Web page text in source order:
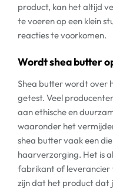
product, kan het altijd
te voeren op een klein
reacties te voorkomen.
Wordt shea butter
Shea butter wordt over
getest. Veel
aan ethische en
waaronder het
shea butter vaak een
haarverzorging. Het is
fabrikant of leverancier
zijn dat het product dat